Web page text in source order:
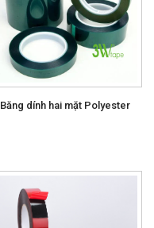
Băng dính hai mặt Polyester